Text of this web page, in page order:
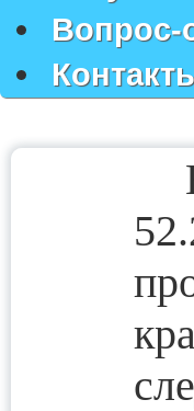
Вопрос-